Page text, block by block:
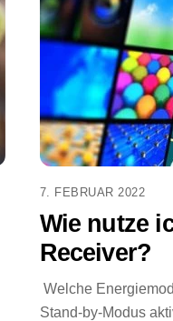
7. FEBRUAR 2022
Wie nutze
Receiver?
Welche
Stand-by-Modus